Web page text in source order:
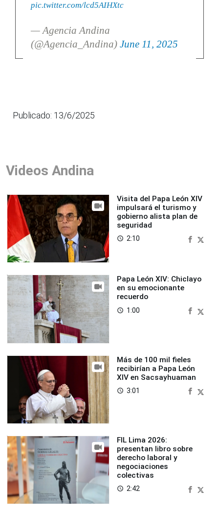
pic.twitter.com/lcd5AIHXtc
— Agencia Andina
(@Agencia_Andina) June 11, 2025
Publicado: 13/6/2025
Videos Andina
Visita del Papa León XIV
impulsará el turismo y
gobierno alista plan de
seguridad
access_time 2:10
Papa León XIV: Chiclayo
en su emocionante
recuerdo
access_time 1:00
Más de 100 mil fieles
recibirían a Papa León
XIV en Sacsayhuaman
access_time 3:01
FIL Lima 2026:
presentan libro sobre
derecho laboral y
negociaciones
colectivas
access_time 2:42